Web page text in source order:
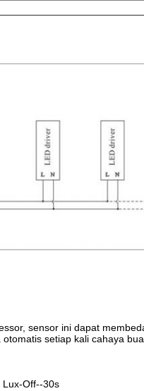
sensor ini dapat
setiap kali cahaya
Lux-Off--30s